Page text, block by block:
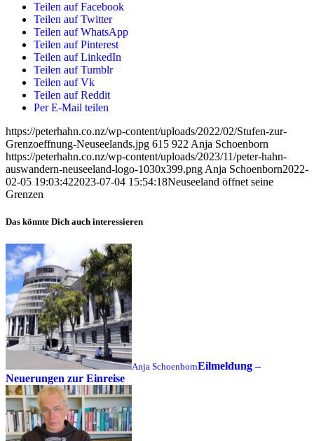
Teilen auf Facebook
Teilen auf Twitter
Teilen auf WhatsApp
Teilen auf Pinterest
Teilen auf LinkedIn
Teilen auf Tumblr
Teilen auf Vk
Teilen auf Reddit
Per E-Mail teilen
https://peterhahn.co.nz/wp-content/uploads/2022/02/Stufen-zur-
Grenzoeffnung-Neuseelands.jpg 615 922 Anja Schoenborn
https://peterhahn.co.nz/wp-content/uploads/2023/11/peter-hahn-
auswandern-neuseeland-logo-1030x399.png Anja Schoenborn2022-
02-05 19:03:422023-07-04 15:54:18Neuseeland öffnet seine
Grenzen
Das könnte Dich auch interessieren
Anja SchoenbornEilmeldung –
Neuerungen zur Einreise